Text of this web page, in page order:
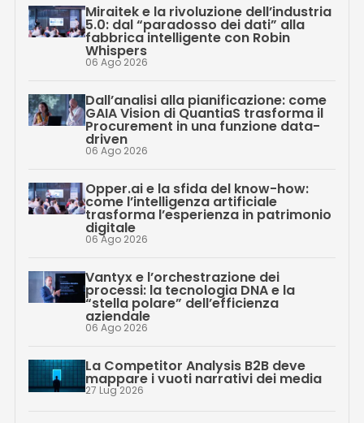
Miraitek e la rivoluzione dell’industria
5.0: dal “paradosso dei dati” alla
fabbrica intelligente con Robin
Whispers
06 Ago 2026
Dall’analisi alla pianificazione: come
GAIA Vision di QuantiaS trasforma il
Procurement in una funzione data-
driven
06 Ago 2026
Opper.ai e la sfida del know-how:
come l’intelligenza artificiale
trasforma l’esperienza in patrimonio
digitale
06 Ago 2026
Vantyx e l’orchestrazione dei
processi: la tecnologia DNA e la
“stella polare” dell’efficienza
aziendale
06 Ago 2026
La Competitor Analysis B2B deve
mappare i vuoti narrativi dei media
27 Lug 2026